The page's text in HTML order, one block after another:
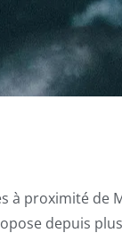
à proximité de
depuis